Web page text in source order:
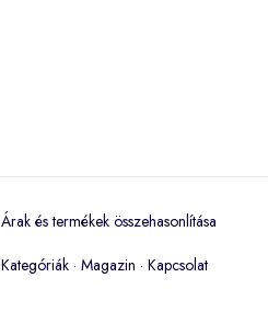
Árak és termékek összehasonlítása
Kategóriák · Magazin · Kapcsolat